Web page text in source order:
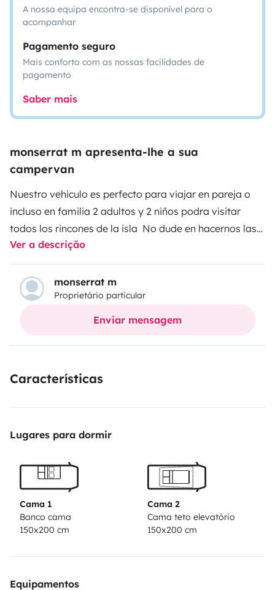
A nossa equipa encontra-se disponível para o
acompanhar
Pagamento seguro
Mais conforto com as nossas facilidades de
pagamento
Saber mais
monserrat m apresenta-lhe a sua
campervan
Nuestro vehiculo es perfecto para viajar en pareja o
incluso en familia 2 adultos y 2 niños podra visitar
todos los rincones de la isla No dude en hacernos las
preguntas que necesites ,contactaremos con vosotros
y explicaremos hasta el minimo detalle
Ver a descrição
monserrat m
Proprietário particular
Enviar mensagem
Características
Lugares para dormir
Cama 1
Banco cama
150x200 cm
Cama 2
Cama teto elevatório
150x200 cm
Equipamentos